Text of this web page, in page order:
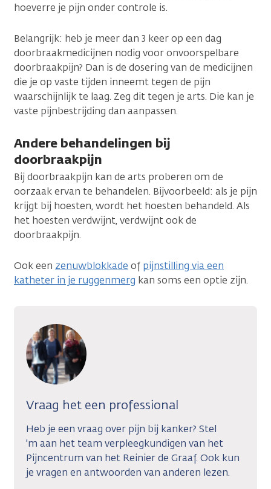
hoeverre je pijn onder controle is.
Belangrijk: heb je meer dan 3 keer op een dag
doorbraakmedicijnen nodig voor onvoorspelbare
doorbraakpijn? Dan is de dosering van de medicijnen
die je op vaste tijden inneemt tegen de pijn
waarschijnlijk te laag. Zeg dit tegen je arts. Die kan je
vaste pijnbestrijding dan aanpassen.
Andere behandelingen bij
doorbraakpijn
Bij doorbraakpijn kan de arts proberen om de
oorzaak ervan te behandelen. Bijvoorbeeld: als je pijn
krijgt bij hoesten, wordt het hoesten behandeld. Als
het hoesten verdwijnt, verdwijnt ook de
doorbraakpijn.
Ook een zenuwblokkade of pijnstilling via een
katheter in je ruggenmerg kan soms een optie zijn.
Vraag het een professional
Heb je een vraag over pijn bij kanker? Stel
'm aan het team verpleegkundigen van het
Pijncentrum van het Reinier de Graaf. Ook kun
je vragen en antwoorden van anderen lezen.